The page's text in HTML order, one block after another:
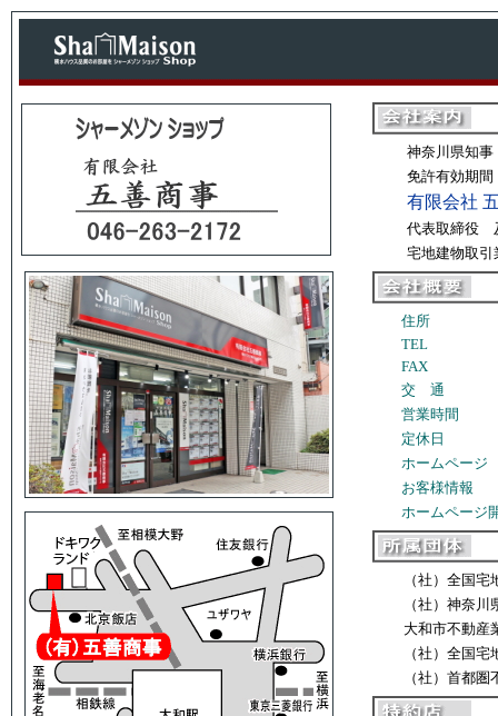
神奈川県知
免許有効期
有限会社
代表取締役
宅地建物取
住所
TEL
FAX
交 通
営業時間
定休日
ホームページ
お客様情報
ホームページ
（社）全国
（社）神奈
大和市不動産
（社）全国
（社）首都